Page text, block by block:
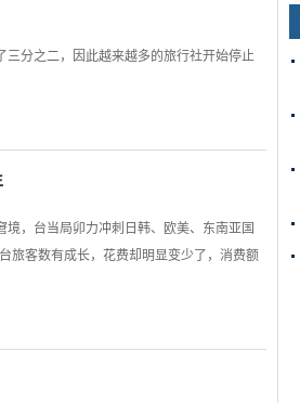
分之二，因此越来越多的旅行社开始停止
，台当局卯力冲刺日韩、欧美、东南亚国
旅客数有成长，花费却明显变少了，消费额